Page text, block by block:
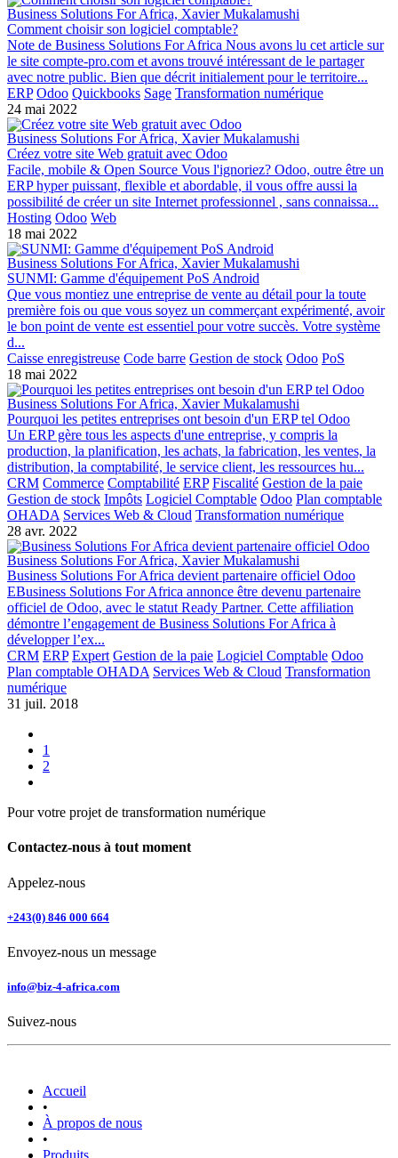
Business Solutions For Africa, Xavier Mukalamushi
Comment choisir son logiciel comptable?
Note de Business Solutions For Africa Nous avons lu cet article sur
le site compte-pro.com et avons trouvé intéressant de le partager
avec notre public. Bien que décrit initialement pour le territoire...
ERP Odoo Quickbooks Sage Transformation numérique
24 mai 2022
Business Solutions For Africa, Xavier Mukalamushi
Créez votre site Web gratuit avec Odoo
Facile, mobile & Open Source Vous l'ignoriez? Odoo, outre être un
ERP hyper puissant, flexible et abordable, il vous offre aussi la
possibilité de créer un site Internet professionnel , sans connaissa...
Hosting Odoo Web
18 mai 2022
Business Solutions For Africa, Xavier Mukalamushi
SUNMI: Gamme d'équipement PoS Android
Que vous montiez une entreprise de vente au détail pour la toute
première fois ou que vous soyez un commerçant expérimenté, avoir
le bon point de vente est essentiel pour votre succès. Votre système
d...
Caisse enregistreuse Code barre Gestion de stock Odoo PoS
18 mai 2022
Business Solutions For Africa, Xavier Mukalamushi
Pourquoi les petites entreprises ont besoin d'un ERP tel Odoo
Un ERP gère tous les aspects d'une entreprise, y compris la
production, la planification, les achats, la fabrication, les ventes, la
distribution, la comptabilité, le service client, les ressources hu...
CRM Commerce Comptabilité ERP Fiscalité Gestion de la paie
Gestion de stock Impôts Logiciel Comptable Odoo Plan comptable
OHADA Services Web & Cloud Transformation numérique
28 avr. 2022
Business Solutions For Africa, Xavier Mukalamushi
Business Solutions For Africa devient partenaire officiel Odoo
EBusiness Solutions For Africa annonce être devenu partenaire
officiel de Odoo, avec le statut Ready Partner. Cette affiliation
démontre l’engagement de Business Solutions For Africa à
développer l’ex...
CRM ERP Expert Gestion de la paie Logiciel Comptable Odoo
Plan comptable OHADA Services Web & Cloud Transformation
numérique
31 juil. 2018
1
2
Pour votre projet de transformation numérique
Contactez-nous à tout moment
Appelez-nous
+243(0) 846 000 664
Envoyez-nous un message
info@biz-4-africa.com
Suivez-nous
Accueil
•
À propos de nous
•